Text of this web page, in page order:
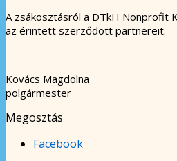
A zsákosztásról a DTkH Nonprofit
az érintett szerződött partnereit.
Kovács Magdolna
polgármester
Megosztás
Facebook